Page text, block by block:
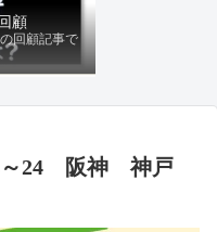
顧
回顧記事で
～24 阪神 神戸